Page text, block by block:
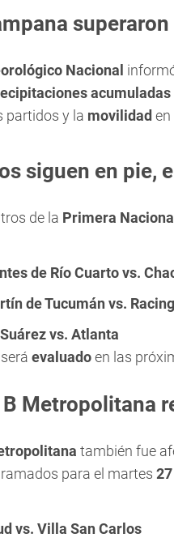
Nacional
acumuladas
partidos y la movilidad en
siguen en pie,
de la Primera Nacional
de Río Cuarto vs.
de Tucumán vs.
vs. Atlanta
evaluadoen las
Metropolitana
también fue
para el martes
vs. Villa San Carlos